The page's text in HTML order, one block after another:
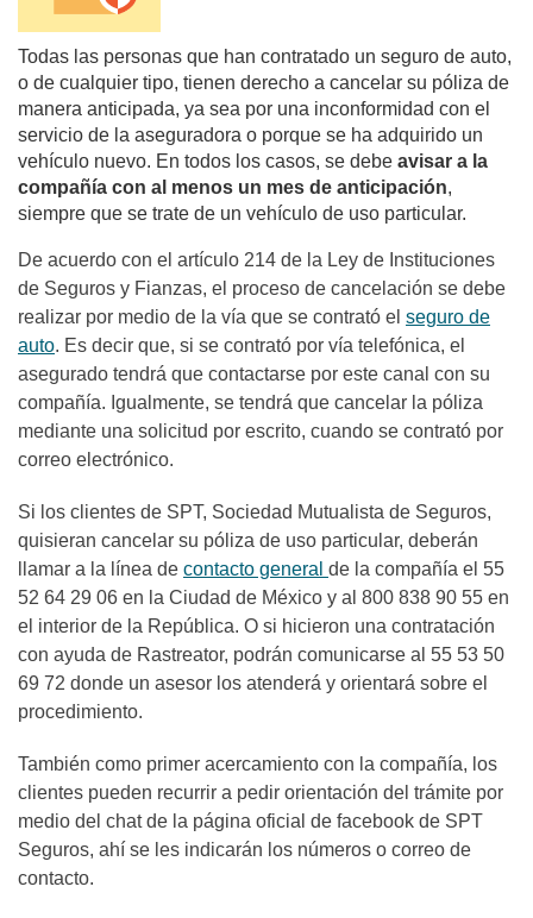
Todas las personas que han contratado un seguro de auto,
o de cualquier tipo, tienen derecho a cancelar su póliza de
manera anticipada, ya sea por una inconformidad con el
servicio de la aseguradora o porque se ha adquirido un
vehículo nuevo. En todos los casos, se debe avisar a la
compañía con al menos un mes de anticipación,
siempre que se trate de un vehículo de uso particular.
De acuerdo con el artículo 214 de la Ley de Instituciones
de Seguros y Fianzas, el proceso de cancelación se debe
realizar por medio de la vía que se contrató el seguro de
auto. Es decir que, si se contrató por vía telefónica, el
asegurado tendrá que contactarse por este canal con su
compañía. Igualmente, se tendrá que cancelar la póliza
mediante una solicitud por escrito, cuando se contrató por
correo electrónico.
Si los clientes de SPT, Sociedad Mutualista de Seguros,
quisieran cancelar su póliza de uso particular, deberán
llamar a la línea de contacto general de la compañía el 55
52 64 29 06 en la Ciudad de México y al 800 838 90 55 en
el interior de la República. O si hicieron una contratación
con ayuda de Rastreator, podrán comunicarse al 55 53 50
69 72 donde un asesor los atenderá y orientará sobre el
procedimiento.
También como primer acercamiento con la compañía, los
clientes pueden recurrir a pedir orientación del trámite por
medio del chat de la página oficial de facebook de SPT
Seguros, ahí se les indicarán los números o correo de
contacto.